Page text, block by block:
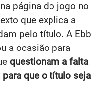
página do jogo no
que explica a
pelo título. A Ebb
a ocasião para
questionam a falta
que o título seja